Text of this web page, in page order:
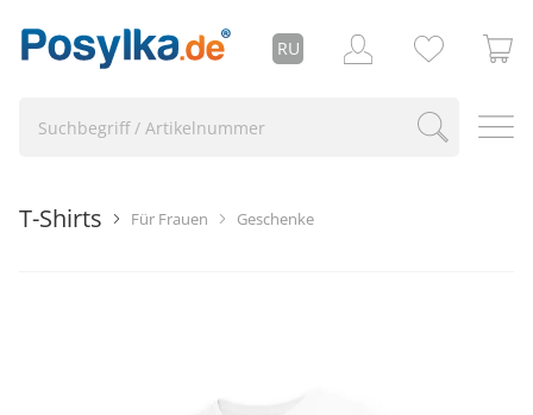
RU
Geschenke
Für Frauen
T-Shirts